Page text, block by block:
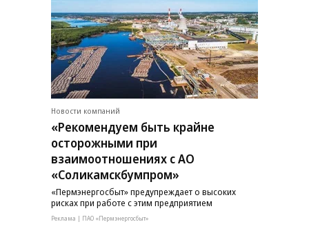
Новости компаний
«Рекомендуем быть крайне
осторожными при
взаимоотношениях с АО
«Соликамскбумпром»
«Пермэнергосбыт» предупреждает о высоких
рисках при работе с этим предприятием
Реклама | ПАО «Пермэнергосбыт»